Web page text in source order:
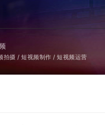
拍摄 / 短视频制作 / 短视频运营